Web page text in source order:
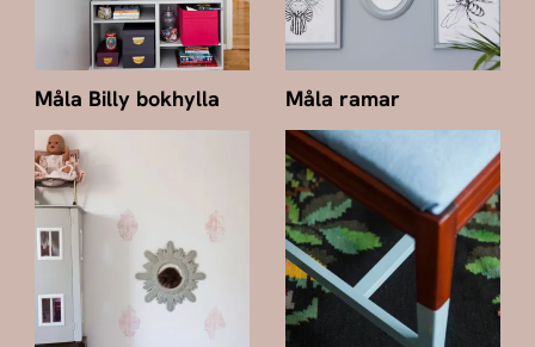
Måla Billy bokhylla Måla ramar